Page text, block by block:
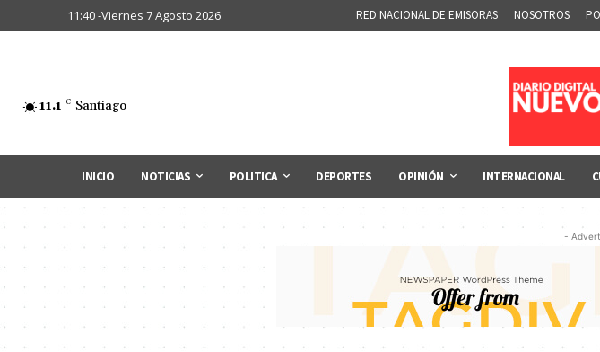
11:40 -Viernes 7 Agosto 2026 RED NACIONAL DE EMISORAS NOSOTROS
11.1 C Santiago
INICIO NOTICIAS POLITICA DEPORTES OPINIÓN INTERNACIONAL
-